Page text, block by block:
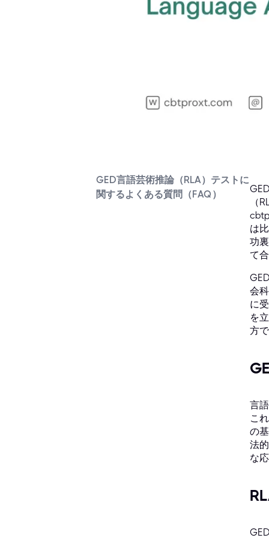
GED言語芸術推論（RLA）テストに
関するよくある質問（FAQ）
（
は
功
て
会
に
を
方
言
こ
の
法
な